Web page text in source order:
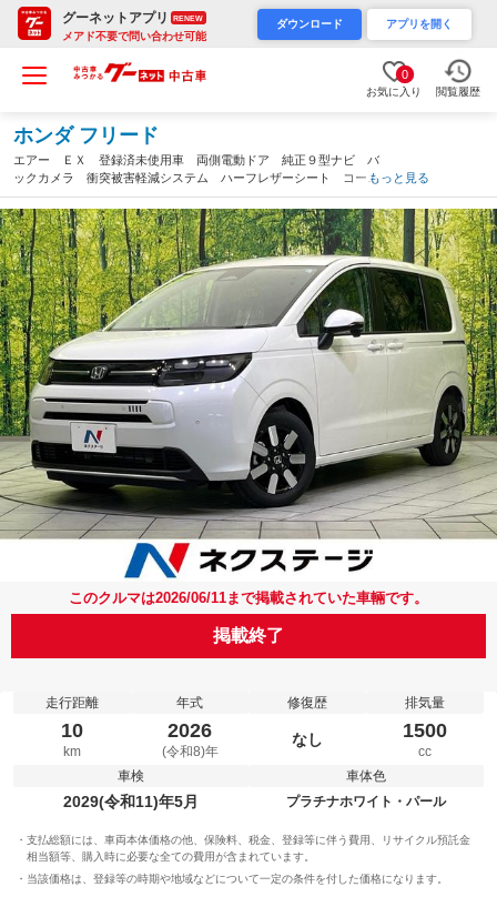
グーネットアプリ RENEW
メアド不要で問い合わせ可能
ダウンロード アプリを開く
0
お気に入り 閲覧履歴
ホンダ フリード
エアー ＥＸ 登録済未使用車 両側電動ドア 純正９型ナビ バ
ックカメラ 衝突被害軽減システム ハーフレザーシート コーナ
ーセンサー スマートキー ＬＥＤヘッド 純正１５インチアル
ミ オートハイビーム オートライト（三重県）
もっと見る
このクルマは2026/06/11まで掲載されていた車輛です。
掲載終了
走行距離
10
km
年式
2026
(令和8)年
修復歴
なし
排気量
1500
cc
車検
2029(令和11)年5月
車体色
プラチナホワイト・パール
支払総額には、車両本体価格の他、保険料、税金、登録等に伴う費用、リサイクル預託金
相当額等、購入時に必要な全ての費用が含まれています。
当該価格は、登録等の時期や地域などについて一定の条件を付した価格になります。